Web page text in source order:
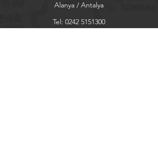
Alanya / Antalya
Tel: 0242 5151300